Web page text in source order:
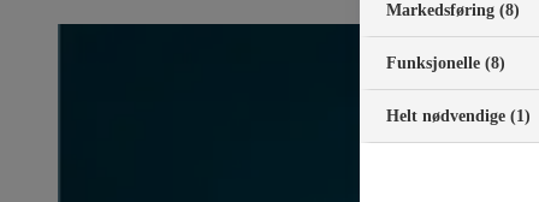
Markedsføring (8)
Funksjonelle (8)
Helt nødvendige (1)